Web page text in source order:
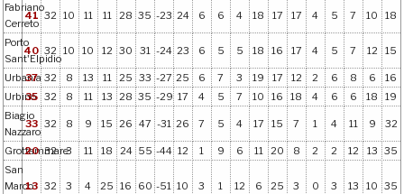
Fabriano
Cerreto
41 32 10 11 11 28 35 -23 24 6 6 4 18 17 17 4 5 7 10 18
Porto
Sant'Elpidio
40 32 10 10 12 30 31 -24 23 6 5 5 18 16 17 4 5 7 12 15
Urbania
37 32 8 13 11 25 33 -27 25 6 7 3 19 17 12 2 6 8 6
16
Urbino
35 32 8 11 13 28 35 -29 17 4 5 7 10 16 18 4 6 6 18
19
Biagio
Nazzaro
33 32 8 9 15 26 47 -31 26 7 5 4 17 15 7 1 4 11 9 32
Grottammare
20 32 3 11 18 24 55 -44 12 1 9 6 11 20 8 2 2 12 13
35
San
Marco13 32 3 4 25 16 60 -51 10 3 1 12 6 25 3 0 3 13 10 35